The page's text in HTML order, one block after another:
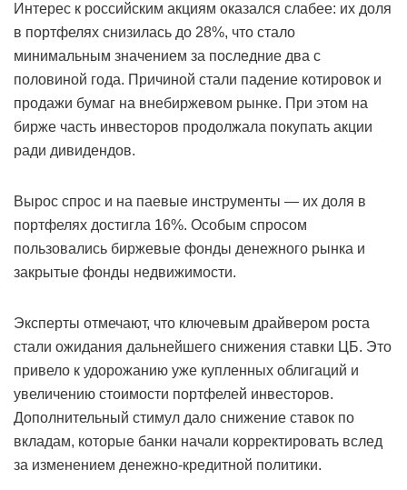
Интерес к российским акциям оказался слабее: их доля
в портфелях снизилась до 28%, что стало
минимальным значением за последние два с
половиной года. Причиной стали падение котировок и
продажи бумаг на внебиржевом рынке. При этом на
бирже часть инвесторов продолжала покупать акции
ради дивидендов.
Вырос спрос и на паевые инструменты — их доля в
портфелях достигла 16%. Особым спросом
пользовались биржевые фонды денежного рынка и
закрытые фонды недвижимости.
Эксперты отмечают, что ключевым драйвером роста
стали ожидания дальнейшего снижения ставки ЦБ. Это
привело к удорожанию уже купленных облигаций и
увеличению стоимости портфелей инвесторов.
Дополнительный стимул дало снижение ставок по
вкладам, которые банки начали корректировать вслед
за изменением денежно-кредитной политики.